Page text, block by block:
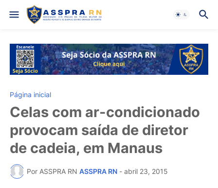
Página inicial
Celas com ar-condicionado
provocam saída de diretor
de cadeia, em Manaus
Por ASSPRA RN ASSPRA RN - abril 23, 2015